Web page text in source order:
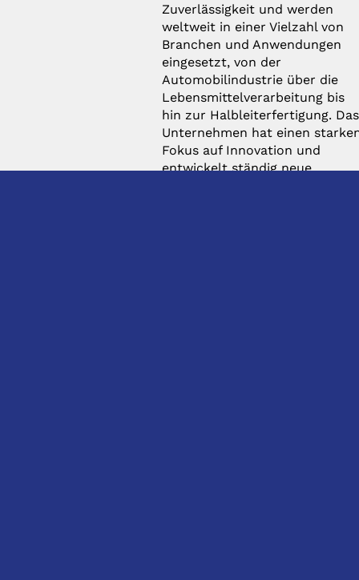
Zuverlässigkeit und werden
weltweit in einer Vielzahl von
Branchen und Anwendungen
eingesetzt, von der
Automobilindustrie über die
Lebensmittelverarbeitung bis
hin zur Halbleiterfertigung. Das
Unternehmen hat einen
Fokus auf Innovation und
entwickelt ständig neue